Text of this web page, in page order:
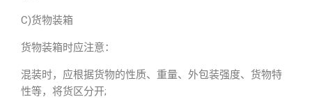
C)货物装箱
货物装箱时应注意：
混装时，应根据货物的性质、重量、外包装强度、货物特
性等，将货区分开;